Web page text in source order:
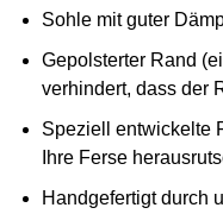
Sohle mit guter
Gepolsterter Rand
verhindert, dass der
Speziell entwickelte
Ihre Ferse
Handgefertigt durch